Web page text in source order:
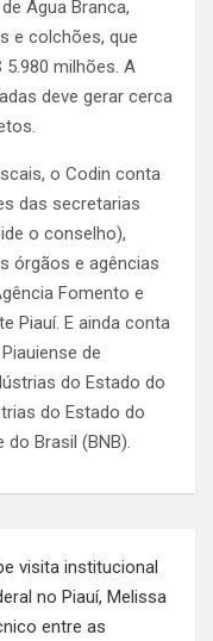
Água Branca,
e colchões, que
milhões. A
deve gerar cerca
o Codin conta
das secretarias
o conselho),
órgãos e agências
Fomento e
Piauí. E ainda conta
de
do Estado do
do Estado do
Brasil (BNB).
visita institucional
no Piauí, Melissa
entre as